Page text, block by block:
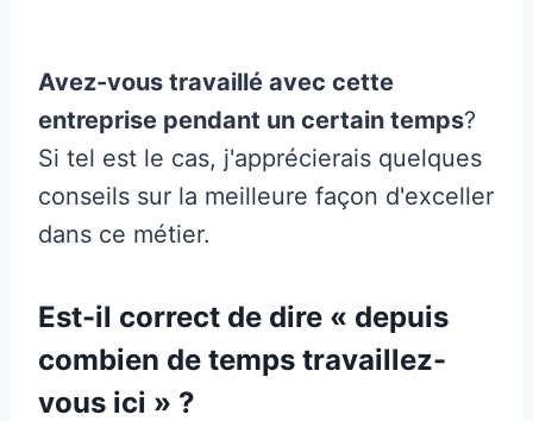
Avez-vous travaillé avec cette
entreprise pendant un certain temps?
Si tel est le cas, j'apprécierais quelques
conseils sur la meilleure façon d'exceller
dans ce métier.
Est-il correct de dire « depuis
combien de temps travaillez-
vous ici » ?